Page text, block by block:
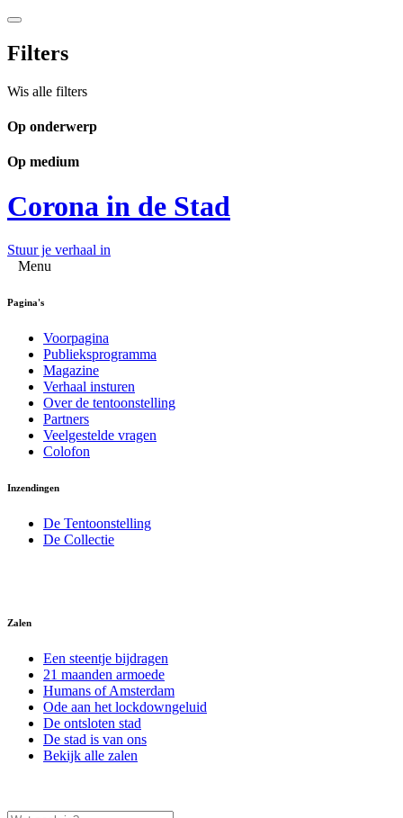
Filters
Wis alle filters
Op onderwerp
Op medium
Corona in de Stad
Stuur je verhaal in
Menu
Pagina's
Voorpagina
Publieksprogramma
Magazine
Verhaal insturen
Over de tentoonstelling
Partners
Veelgestelde vragen
Colofon
Inzendingen
De Tentoonstelling
De Collectie
Zalen
Een steentje bijdragen
21 maanden armoede
Humans of Amsterdam
Ode aan het lockdowngeluid
De ontsloten stad
De stad is van ons
Bekijk alle zalen